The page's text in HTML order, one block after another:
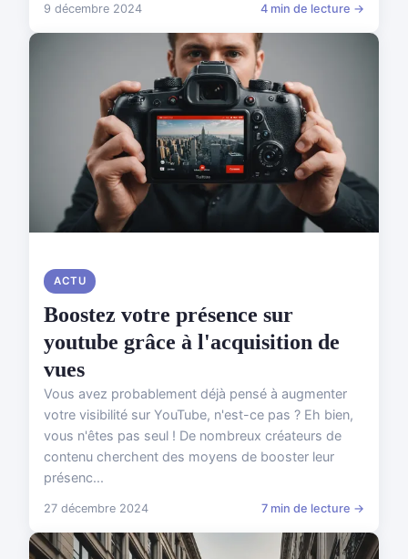
9 décembre 2024 4 min de lecture →
ACTU
Boostez votre présence sur
youtube grâce à l'acquisition de
vues
Vous avez probablement déjà pensé à augmenter
votre visibilité sur YouTube, n'est-ce pas ? Eh bien,
vous n'êtes pas seul ! De nombreux créateurs de
contenu cherchent des moyens de booster leur
présenc...
27 décembre 2024 7 min de lecture →